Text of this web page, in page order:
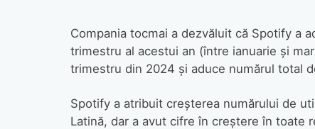
Compania tocmai a dezvăluit că Spotify a
trimestru al acestui an (între ianuarie și
trimestru din 2024 și aduce numărul total
Spotify a atribuit creșterea numărului de
Latină, dar a avut cifre în creștere în toate